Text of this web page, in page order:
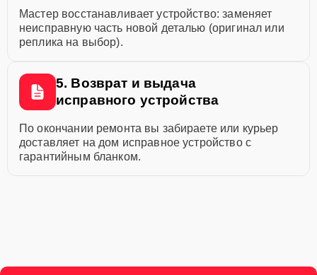
Мастер восстанавливает устройство: заменяет
неисправную часть новой деталью (оригинал или
реплика на выбор).
5. Возврат и выдача
исправного устройства
По окончании ремонта вы забираете или курьер
доставляет на дом исправное устройство с
гарантийным бланком.